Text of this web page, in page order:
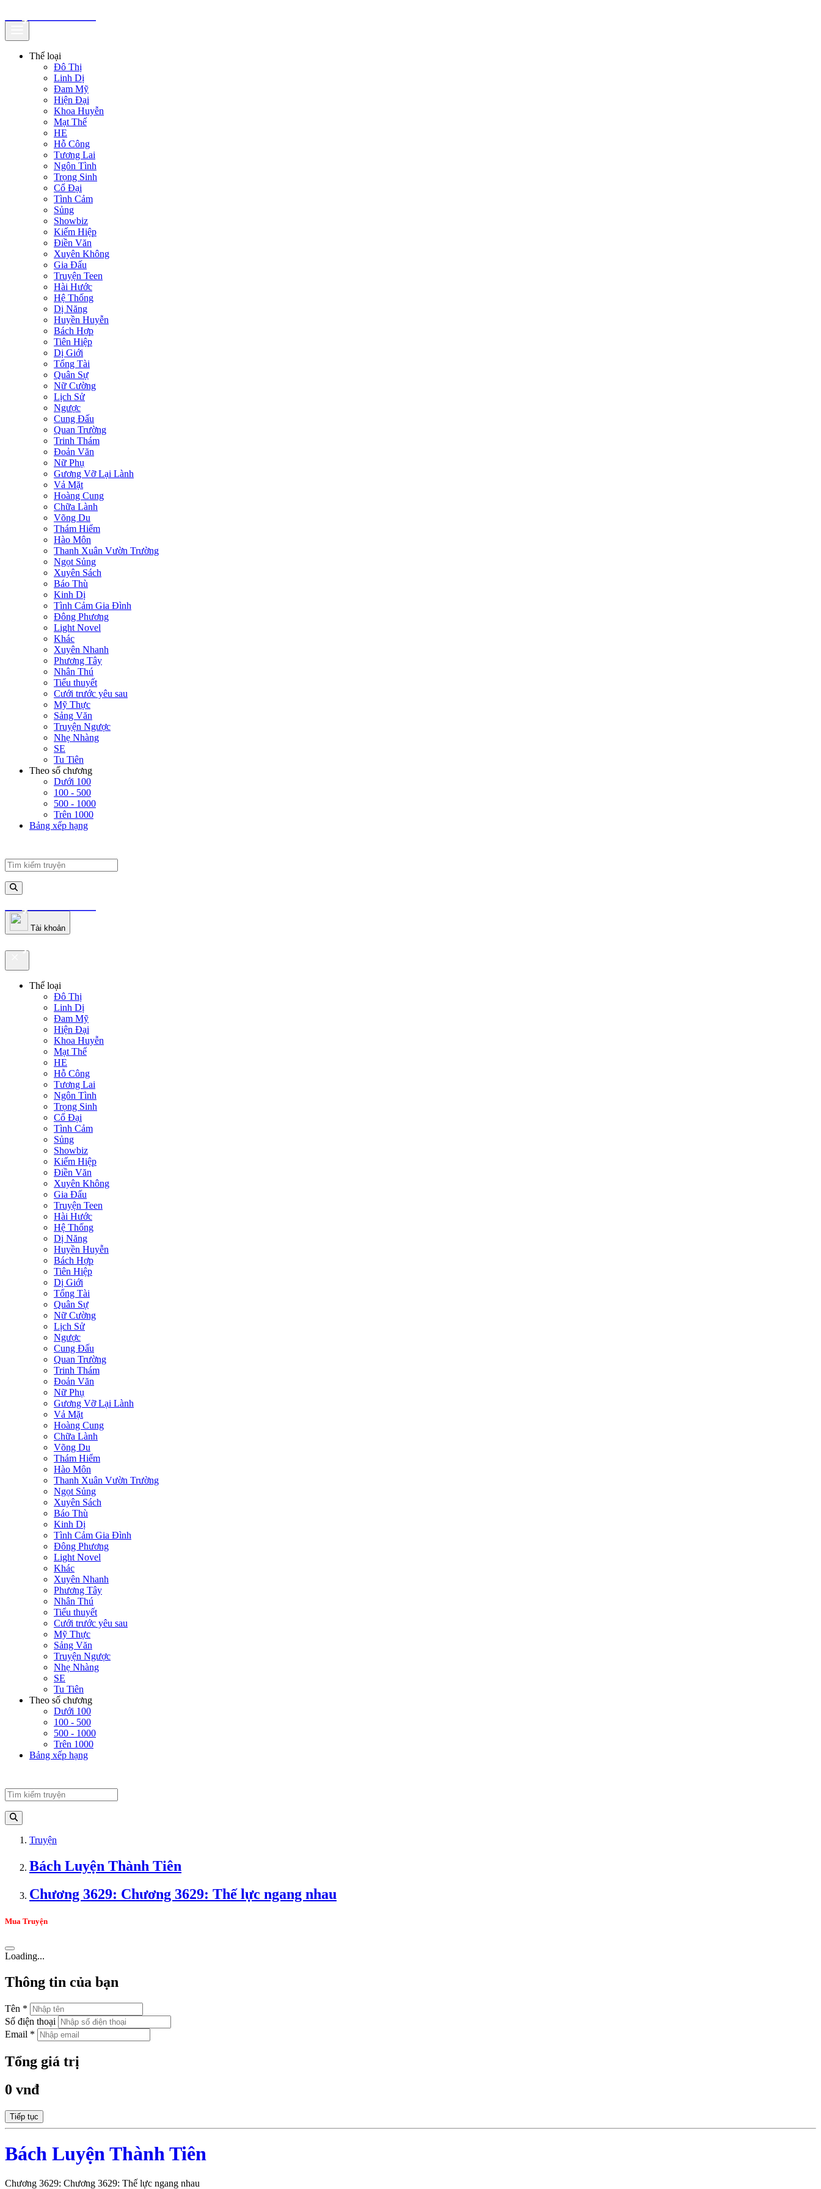
Thể loại
Đô Thị
Linh Dị
Đam Mỹ
Hiện Đại
Khoa Huyễn
Mạt Thế
HE
Hỗ Công
Tương Lai
Ngôn Tình
Trọng Sinh
Cổ Đại
Tình Cảm
Sủng
Showbiz
Kiếm Hiệp
Điền Văn
Xuyên Không
Gia Đấu
Truyện Teen
Hài Hước
Hệ Thống
Dị Năng
Huyền Huyễn
Bách Hợp
Tiên Hiệp
Dị Giới
Tổng Tài
Quân Sự
Nữ Cường
Lịch Sử
Ngược
Cung Đấu
Quan Trường
Trinh Thám
Đoản Văn
Nữ Phụ
Gương Vỡ Lại Lành
Vả Mặt
Hoàng Cung
Chữa Lành
Võng Du
Thám Hiểm
Hào Môn
Thanh Xuân Vườn Trường
Ngọt Sủng
Xuyên Sách
Báo Thù
Kinh Dị
Tình Cảm Gia Đình
Đông Phương
Light Novel
Khác
Xuyên Nhanh
Phương Tây
Nhân Thú
Tiểu thuyết
Cưới trước yêu sau
Mỹ Thực
Sảng Văn
Truyện Ngược
Nhẹ Nhàng
SE
Tu Tiên
Theo số chương
Dưới 100
100 - 500
500 - 1000
Trên 1000
Bảng xếp hạng
truyenfullz.com
Tài khoản
truyenfullz.com
Thể loại
Đô Thị
Linh Dị
Đam Mỹ
Hiện Đại
Khoa Huyễn
Mạt Thế
HE
Hỗ Công
Tương Lai
Ngôn Tình
Trọng Sinh
Cổ Đại
Tình Cảm
Sủng
Showbiz
Kiếm Hiệp
Điền Văn
Xuyên Không
Gia Đấu
Truyện Teen
Hài Hước
Hệ Thống
Dị Năng
Huyền Huyễn
Bách Hợp
Tiên Hiệp
Dị Giới
Tổng Tài
Quân Sự
Nữ Cường
Lịch Sử
Ngược
Cung Đấu
Quan Trường
Trinh Thám
Đoản Văn
Nữ Phụ
Gương Vỡ Lại Lành
Vả Mặt
Hoàng Cung
Chữa Lành
Võng Du
Thám Hiểm
Hào Môn
Thanh Xuân Vườn Trường
Ngọt Sủng
Xuyên Sách
Báo Thù
Kinh Dị
Tình Cảm Gia Đình
Đông Phương
Light Novel
Khác
Xuyên Nhanh
Phương Tây
Nhân Thú
Tiểu thuyết
Cưới trước yêu sau
Mỹ Thực
Sảng Văn
Truyện Ngược
Nhẹ Nhàng
SE
Tu Tiên
Theo số chương
Dưới 100
100 - 500
500 - 1000
Trên 1000
Bảng xếp hạng
Truyện
Bách Luyện Thành Tiên
Chương 3629: Chương 3629: Thế lực ngang nhau
Mua Truyện
Loading...
Thông tin của bạn
Tên *
Số điện thoại
Email *
Tổng giá trị
0 vnđ
Tiếp tục
Bách Luyện Thành Tiên
Chương 3629: Chương 3629: Thế lực ngang nhau